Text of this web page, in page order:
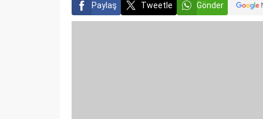
Paylaş Tweetle Gönder